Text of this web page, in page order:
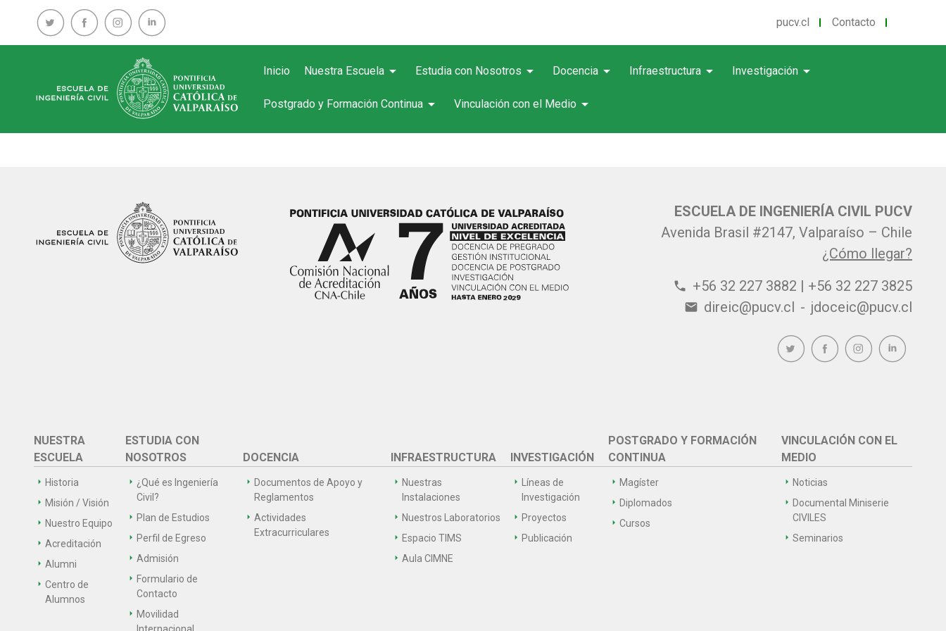
pucv.cl Contacto
Inicio Nuestra Escuela arrow_drop_down Estudia con Nosotros arrow_drop_down Docencia arrow_drop_down Infraestructura arrow_drop_down Investigación arrow_drop_down
Postgrado y Formación Continua arrow_drop_down Vinculación con el Medio arrow_drop_down
ESCUELA DE INGENIERÍA CIVIL PUCV
Avenida Brasil #2147, Valparaíso – Chile
¿Cómo llegar?
phone +56 32 227 3882 | +56 32 227 3825
email direic@pucv.cl - jdoceic@pucv.cl
NUESTRA
ESCUELA
Historia
Misión / Visión
Nuestro Equipo
Acreditación
Alumni
Centro de
Alumnos
ESTUDIA CON
NOSOTROS
¿Qué es Ingeniería
Civil?
Plan de Estudios
Perfil de Egreso
Admisión
Formulario de
Contacto
Movilidad
DOCENCIA
Documentos de Apoyo y
Reglamentos
Actividades
Extracurriculares
INFRAESTRUCTURA
Nuestras
Instalaciones
Nuestros Laboratorios
Espacio TIMS
Aula CIMNE
INVESTIGACIÓN
Líneas de
Investigación
Proyectos
Publicación
POSTGRADO Y FORMACIÓN
CONTINUA
Magíster
Diplomados
Cursos
VINCULACIÓN CON EL
MEDIO
Noticias
Documental Miniserie
CIVILES
Seminarios